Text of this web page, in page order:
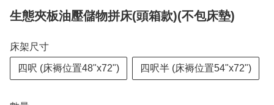
生態夾板油壓儲物拼床(頭箱款)(不包床墊)
床架尺寸
四呎 (床褥位置48"x72") 四呎半 (床褥位置54"x72")